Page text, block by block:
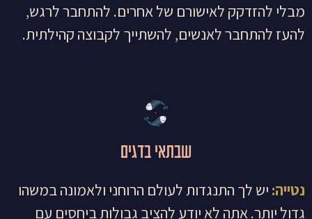
מבלי להזדקק לאישורם של אחרים. להתחבר לרגש,
להעז להתחבר לאנשים, להשתייך לקבוצה קהילתית.
שבתאי בדגים
נטייה: יש לך התנגדות לעולם הרוחני ולאמונה במשהו
גדול יותר. אתה לא יודע להציב גבולות ביחסים עם